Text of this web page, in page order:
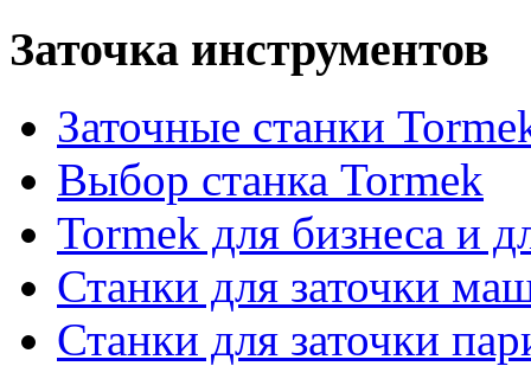
Заточка инструментов
Заточные станки
Выбор станка Tormek
Tormek для бизнеса и
Станки для заточки
Станки для заточки